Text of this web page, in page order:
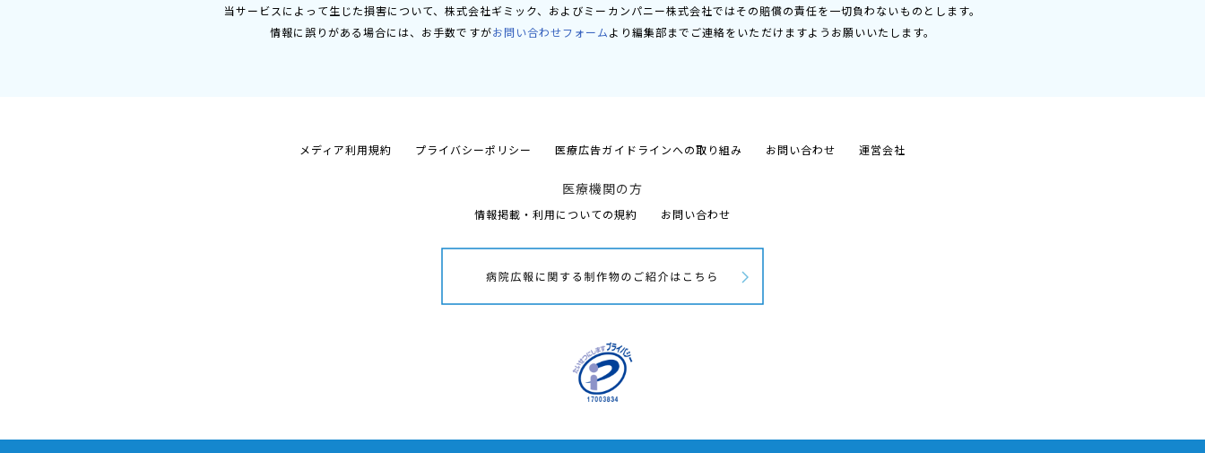
当サービスによって生じた損害について、株式会社ギミック、およびミーカンパニー株式会社ではその賠償の責任を一切負わないものとします。
情報に誤りがある場合には、お手数ですがお問い合わせフォームより編集部までご連絡をいただけますようお願いいたします。
メディア利用規約 プライバシーポリシー 医療広告ガイドラインへの取り組み お問い合わせ 運営会社
医療機関の方
情報掲載・利用についての規約 お問い合わせ